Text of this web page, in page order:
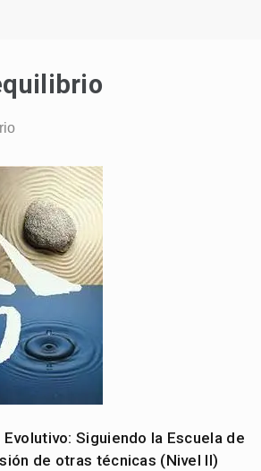
Evolutivo: Siguiendo la Escuela de
de otras técnicas (Nivel II)